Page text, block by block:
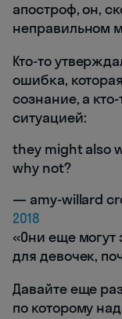
апостроф, он,
неправильном
Кто-то
ошибка,
сознание, а
ситуацией:
they might also
why not?
— amy-willard
2018
«Они еще могут
для девочек,
Давайте еще
по которому